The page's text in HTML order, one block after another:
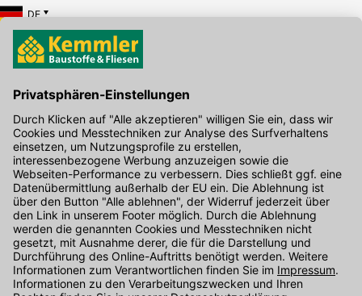
DE
Hier gibt's die kostenlose App
Kontakt
Unser Onlineshop Team ist montags bis freitags von 08:00 - 17:00
Uhr unter der Telefonnummer07071 / 151-151für Sie erreichbar.
Alternativ können Sie unser Kontaktformular nutzen.